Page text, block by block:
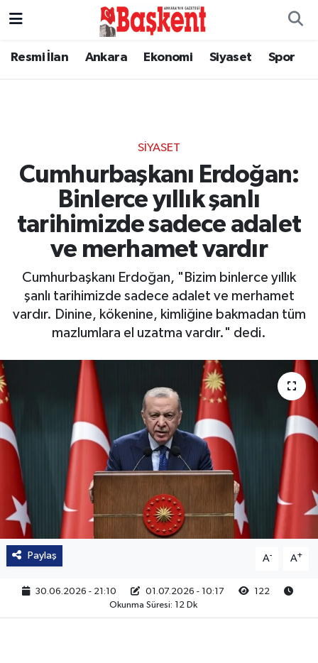
Resmi İlan Ankara Ekonomi Siyaset Spor
SIYASET
Cumhurbaşkanı Erdoğan:
Binlerce yıllık şanlı
tarihimizde sadece adalet
ve merhamet vardır
Cumhurbaşkanı Erdoğan, "Bizim binlerce yıllık
şanlı tarihimizde sadece adalet ve merhamet
vardır. Dinine, kökenine, kimliğine bakmadan tüm
mazlumlara el uzatma vardır." dedi.
Paylaş A- A+
30.06.2026 - 21:10 01.07.2026 - 10:17
122
Okunma Süresi: 12 Dk